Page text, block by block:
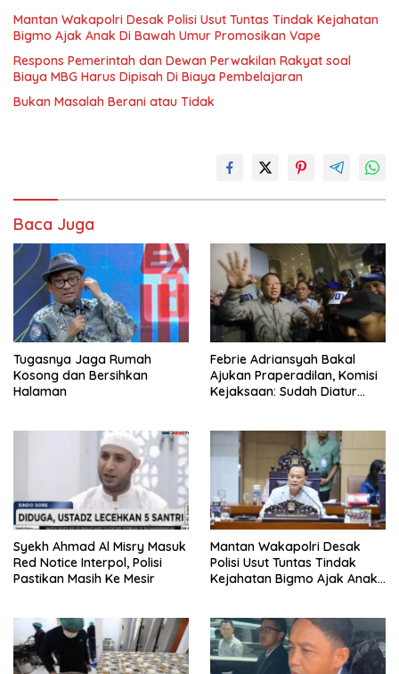
Mantan Wakapolri Desak Polisi Usut Tuntas Tindak Kejahatan
Bigmo Ajak Anak Di Bawah Umur Promosikan Vape
Respons Pemerintah dan Dewan Perwakilan Rakyat soal
Biaya MBG Harus Dipisah Di Biaya Pembelajaran
Bukan Masalah Berani atau Tidak
Baca Juga
Tugasnya Jaga Rumah
Kosong dan Bersihkan
Halaman
Febrie Adriansyah Bakal
Ajukan Praperadilan, Komisi
Kejaksaan: Sudah Diatur
Syekh Ahmad Al Misry Masuk
Red Notice Interpol, Polisi
Pastikan Masih Ke Mesir
Mantan Wakapolri Desak
Polisi Usut Tuntas Tindak
Kejahatan Bigmo Ajak Anak